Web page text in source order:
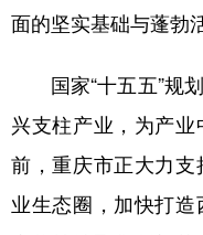
面的坚实基础与蓬勃
国家“十五五”规划
兴支柱产业，为产
前，重庆市正大力
业生态圈，加快打